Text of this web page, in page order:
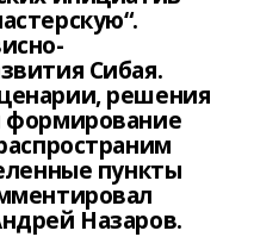
Сибая.
решения
формирование
пункты
Назаров.